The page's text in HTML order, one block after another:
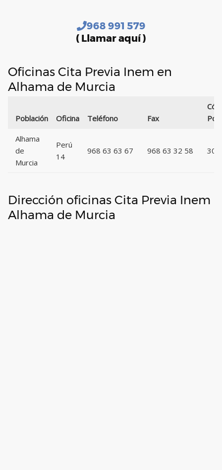
968 991 579
( Llamar aquí )
Oficinas Cita Previa Inem en
Alhama de Murcia
Población Oficina Teléfono Fax
Alhama
de
Murcia
Perú
14
968 63 63 67 968 63 32 58
Dirección oficinas Cita Previa Inem
Alhama de Murcia